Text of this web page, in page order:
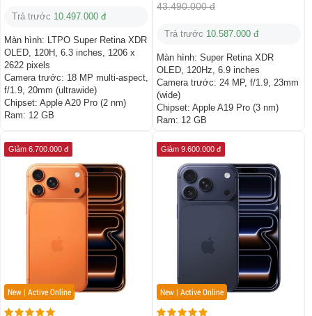
Trả trước 10.497.000 đ
Màn hình: LTPO Super Retina XDR
OLED, 120H, 6.3 inches, 1206 x
2622 pixels
Camera trước: 18 MP multi-aspect,
f/1.9, 20mm (ultrawide)
Chipset: Apple A20 Pro (2 nm)
Ram: 12 GB
43.490.000 đ
Trả trước 10.587.000 đ
Màn hình: Super Retina XDR
OLED, 120Hz, 6.9 inches
Camera trước: 24 MP, f/1.9, 23mm
(wide)
Chipset: Apple A19 Pro (3 nm)
Ram: 12 GB
New | Active Online
Giảm 6.700.000 đ
New | Active Online
Giảm 9.600.000 đ